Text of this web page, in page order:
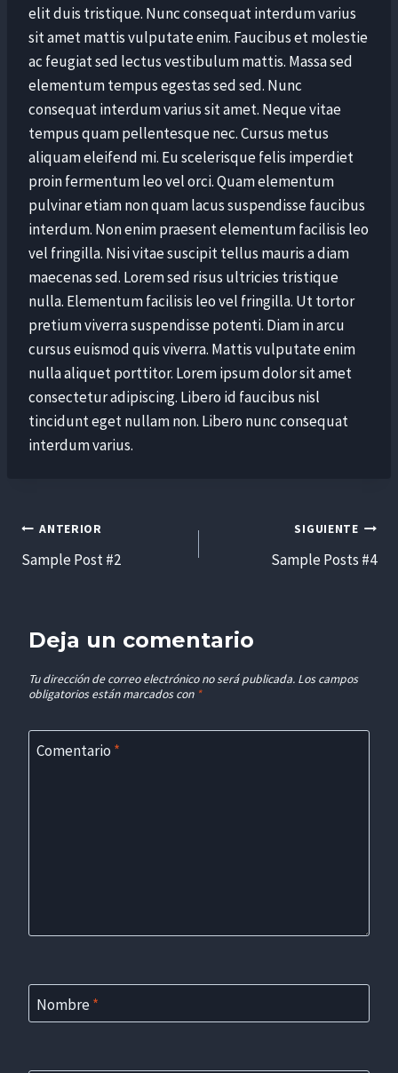
elit duis tristique. Nunc consequat interdum varius
sit amet mattis vulputate enim. Faucibus et molestie
ac feugiat sed lectus vestibulum mattis. Massa sed
elementum tempus egestas sed sed. Nunc
consequat interdum varius sit amet. Neque vitae
tempus quam pellentesque nec. Cursus metus
aliquam eleifend mi. Eu scelerisque felis imperdiet
proin fermentum leo vel orci. Quam elementum
pulvinar etiam non quam lacus suspendisse faucibus
interdum. Non enim praesent elementum facilisis leo
vel fringilla. Nisi vitae suscipit tellus mauris a diam
maecenas sed. Lorem sed risus ultricies tristique
nulla. Elementum facilisis leo vel fringilla. Ut tortor
pretium viverra suspendisse potenti. Diam in arcu
cursus euismod quis viverra. Mattis vulputate enim
nulla aliquet porttitor. Lorem ipsum dolor sit amet
consectetur adipiscing. Libero id faucibus nisl
tincidunt eget nullam non. Libero nunc consequat
interdum varius.
Navegación
de
ANTERIOR
Sample Post #2
SIGUIENTE
Sample Posts #4
Deja un comentario
Tu dirección de correo electrónico no será publicada. Los campos
obligatorios están marcados con *
Comentario *
Nombre*